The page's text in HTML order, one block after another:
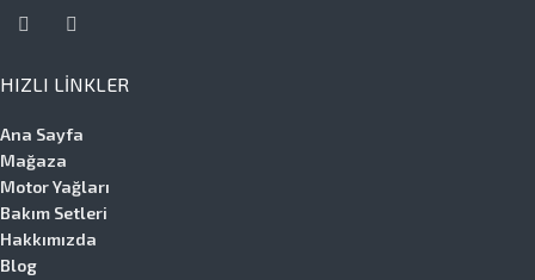
HIZLI LINKLER
Ana Sayfa
Mağaza
Motor Yağları
Bakım Setleri
Hakkımızda
Blog